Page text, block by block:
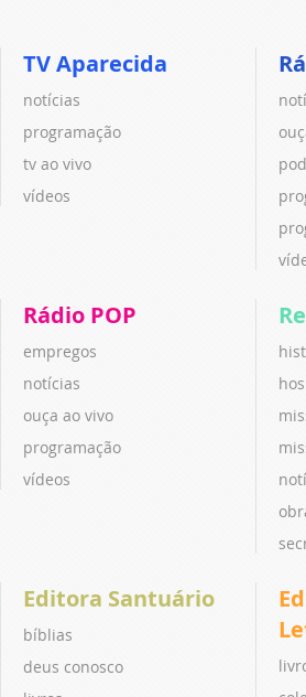
TV Aparecida
notícias
programação
tv ao vivo
vídeos
Rádio POP
empregos
notícias
ouça ao vivo
programação
vídeos
Editora Santuário
bíblias
deus conosco